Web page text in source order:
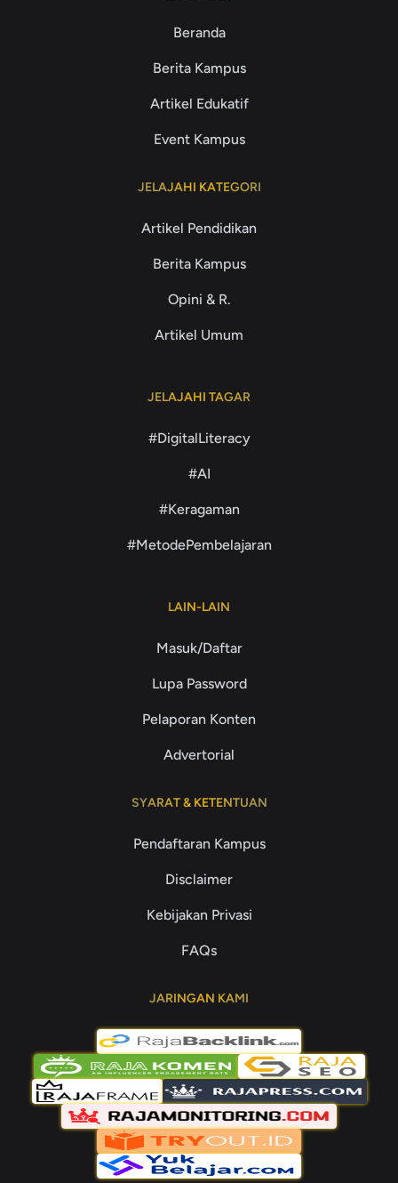
Beranda
Berita Kampus
Artikel Edukatif
Event Kampus
JELAJAHI KATEGORI
Artikel Pendidikan
Berita Kampus
Opini & R.
Artikel Umum
JELAJAHI TAGAR
#DigitalLiteracy
#AI
#Keragaman
#MetodePembelajaran
LAIN-LAIN
Masuk/Daftar
Lupa Password
Pelaporan Konten
Advertorial
SYARAT & KETENTUAN
Pendaftaran Kampus
Disclaimer
Kebijakan Privasi
FAQs
JARINGAN KAMI